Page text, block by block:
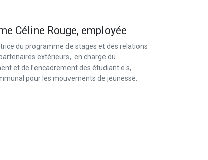
Céline Rouge, employée
du programme de stages et des relations
extérieurs, en charge du
et de l’encadrement des étudiant.e.s,
pour les mouvements de jeunesse.